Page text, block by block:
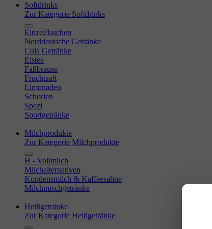
Softdrinks
Zur Kategorie Softdrinks
Einzelflaschen
Norddeutsche Getränke
Cola Getränke
Eistee
Faßbrause
Fruchtsaft
Limonaden
Schorlen
Spezi
Sportgetränke
Milchprodukte
Zur Kategorie Milchprodukte
H - Vollmilch
Milchalternativen
Kondensmilch & Kaffeesahne
Milchmischgetränke
Heißgetränke
Zur Kategorie Heißgetränke